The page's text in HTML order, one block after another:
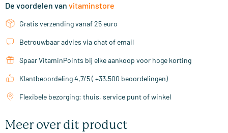
De voordelen van vitaminstore
Gratis verzending vanaf 25 euro
Betrouwbaar advies via chat of email
Spaar VitaminPoints bij elke aankoop voor hoge korting
Klantbeoordeling 4,7/5 ( +33.500 beoordelingen)
Flexibele bezorging: thuis, service punt of winkel
Meer over dit product